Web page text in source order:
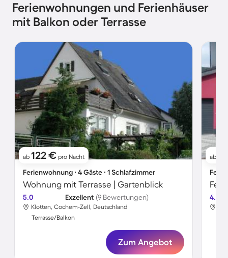
Ferienwohnungen und Ferienhäuser
mit Balkon oder Terrasse
ab 122 € pro Nacht
Ferienwohnung ∙ 4 Gäste ∙ 1 Schlafzimmer
Wohnung mit Terrasse | Gartenblick
5.0 Exzellent (9 Bewertungen)
Klotten, Cochem-Zell, Deutschland
Terrasse/Balkon
Zum Angebot
ab
4.3